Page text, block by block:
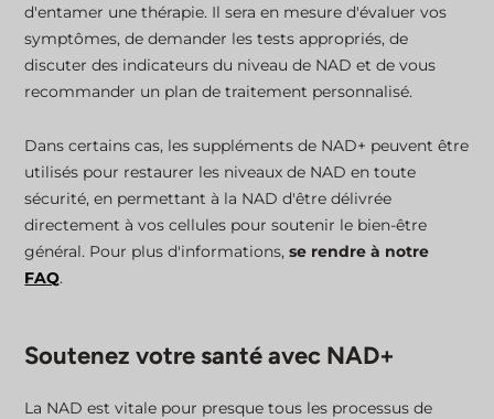
d'entamer une thérapie. Il sera en mesure d'évaluer vos
symptômes, de demander les tests appropriés, de
discuter des indicateurs du niveau de NAD et de vous
recommander un plan de traitement personnalisé.
Dans certains cas, les suppléments de NAD+ peuvent être
utilisés pour restaurer les niveaux de NAD en toute
sécurité, en permettant à la NAD d'être délivrée
directement à vos cellules pour soutenir le bien-être
général. Pour plus d'informations,se rendre à notre
FAQ.
Soutenez votre santé avec NAD+
La NAD est vitale pour presque tous les processus de